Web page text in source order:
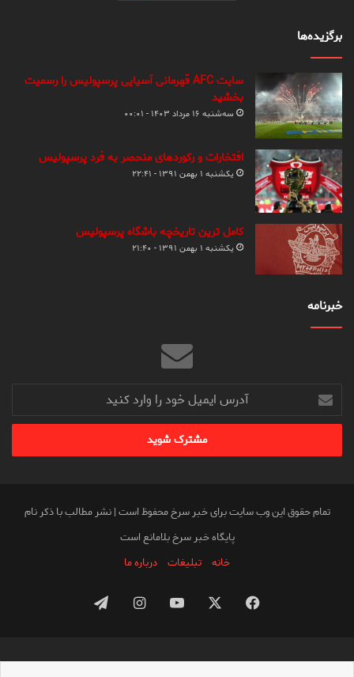
برگزیده‌ها
سایت AFC قهرمانی آسیایی پرسپولیس را رسمیت
بخشید
سه‌شنبه ۱۶ مرداد ۱۴۰۳ - ۰۰:۰۱
افتخارات و رکوردهای منحصر به فرد پرسپولیس
یکشنبه ۱ بهمن ۱۳۹۱ - ۲۲:۴۱
کامل ترین تاریخچه باشگاه پرسپولیس
یکشنبه ۱ بهمن ۱۳۹۱ - ۲۱:۴۰
خبرنامه
آدرس
ایمیل
خود
وارد
تمام حقوق این وب سایت برای خبر سرخ محفوظ است | نشر مطالب با ذکر نام
پایگاه خبر سرخ بلامانع است
خانه
تبلیغات درباره ما
فیس
یوتیوباینستاگرامتلگرام